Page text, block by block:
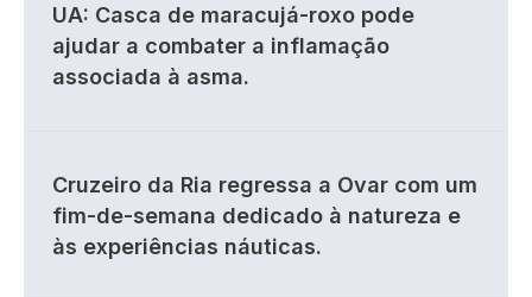
UA: Casca de maracujá-roxo pode
ajudar a combater a inflamação
associada à asma.
Cruzeiro da Ria regressa a Ovar com um
fim-de-semana dedicado à natureza e
às experiências náuticas.